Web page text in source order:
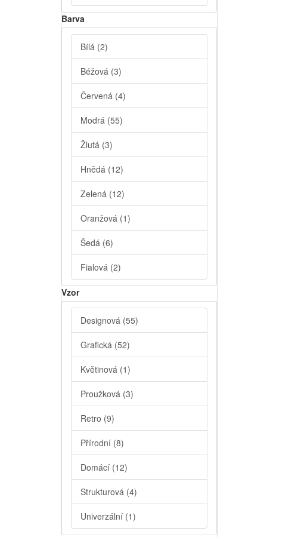
Barva
Bílá (2)
Béžová (3)
Červená (4)
Modrá (55)
Žlutá (3)
Hnědá (12)
Zelená (12)
Oranžová (1)
Šedá (6)
Fialová (2)
Vzor
Designová (55)
Grafická (52)
Květinová (1)
Proužková (3)
Retro (9)
Přírodní (8)
Domácí (12)
Strukturová (4)
Univerzální (1)